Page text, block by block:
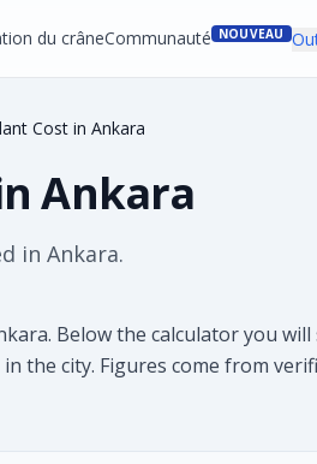
du crâneCommunauté NOUVEAU
Cost in Ankara
Ankara
in Ankara.
Below the calculator you
the city. Figures come from